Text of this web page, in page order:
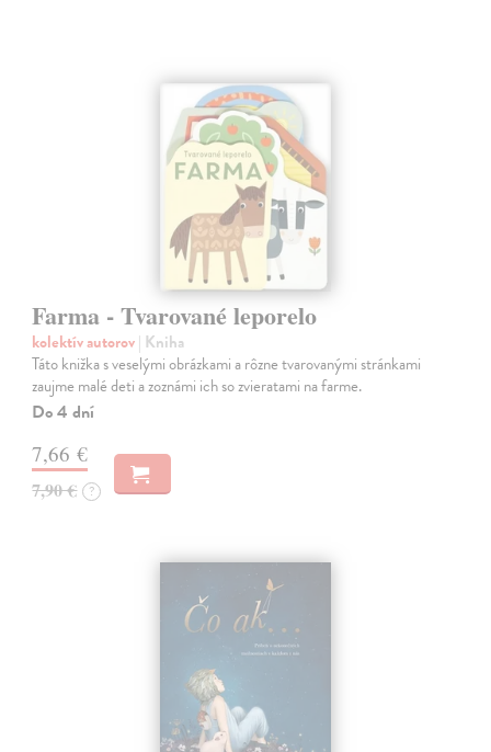
Farma - Tvarované leporelo
kolektív autorov| Kniha
Táto knižka s veselými obrázkami a rôzne tvarovanými stránkami
zaujme malé deti a zoznámi ich so zvieratami na farme.
Do 4 dní
7,66 €
7,90 € ?